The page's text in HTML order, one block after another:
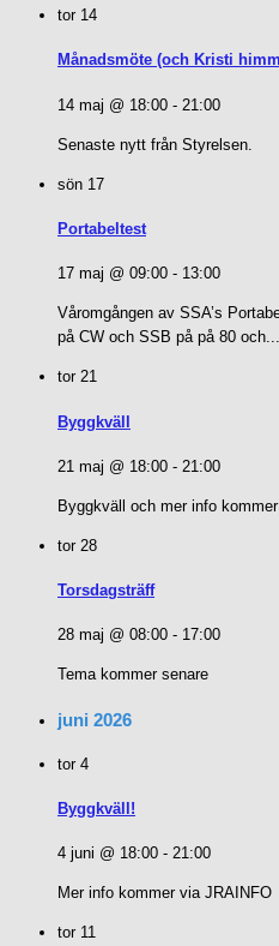
tor 14
Månadsmöte (och Kristi
14 maj @ 18:00 - 21:00
Senaste nytt från Styrelsen.
sön 17
Portabeltest
17 maj @ 09:00 - 13:00
Våromgången av SSA’s
på CW och SSB på på 80 och...
tor 21
Byggkväll
21 maj @ 18:00 - 21:00
Byggkväll och mer info
tor 28
Torsdagsträff
28 maj @ 08:00 - 17:00
Tema kommer senare
juni 2026
tor 4
Byggkväll!
4 juni @ 18:00 - 21:00
Mer info kommer via JRAINFO
tor 11